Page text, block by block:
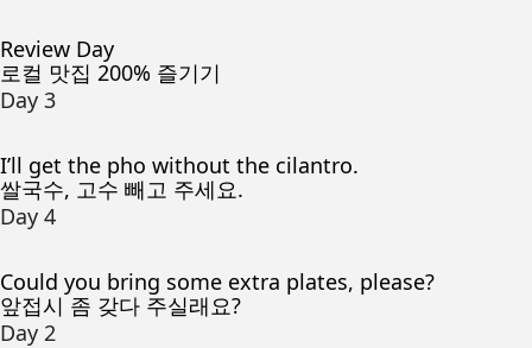
Review Day
로컬 맛집 200% 즐기기
Day 3
I’ll get the pho without the cilantro.
쌀국수, 고수 빼고 주세요.
Day 4
Could you bring some extra plates, please?
앞접시 좀 갖다 주실래요?
Day 2